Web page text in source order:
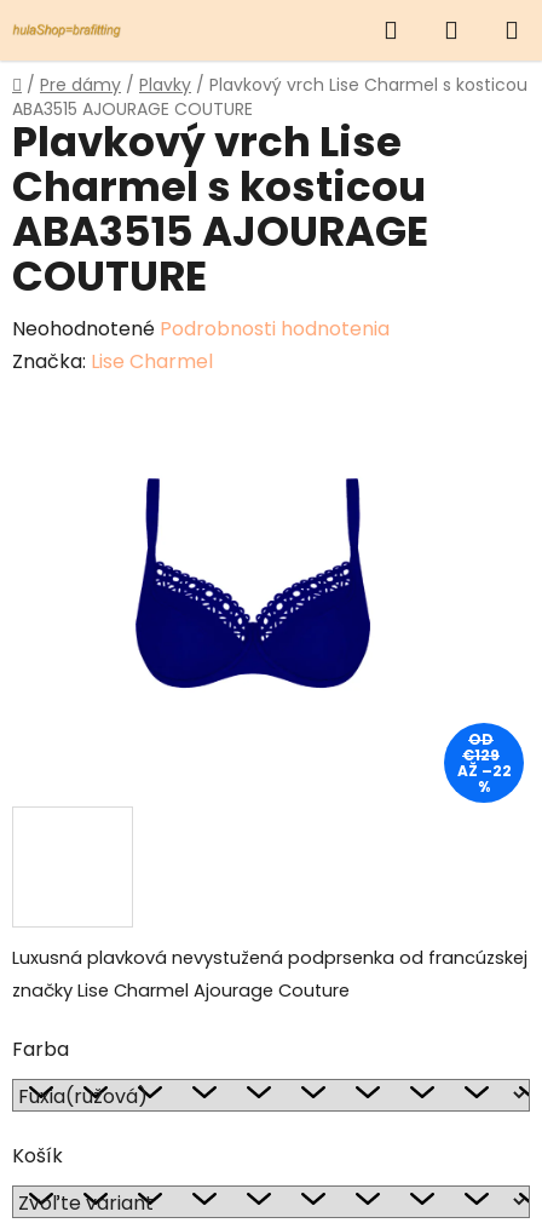
na
obsah
Hľadať
KOŠÍK
Domov
/ Pre dámy / Plavky / Plavkový vrch Lise Charmel s kosticou
ABA3515 AJOURAGE COUTURE
Luxusná plavková nevystužená podprsenka od francúzskej
značky Lise Charmel Ajourage Couture
Farba
Košík
Plavkový vrch Lise
Charmel s kosticou
ABA3515 AJOURAGE
COUTURE
Priemerné
hodnotenie
Neohodnotené Podrobnosti hodnotenia
Značka: Lise Charmel
OD
€129
AŽ –22
%